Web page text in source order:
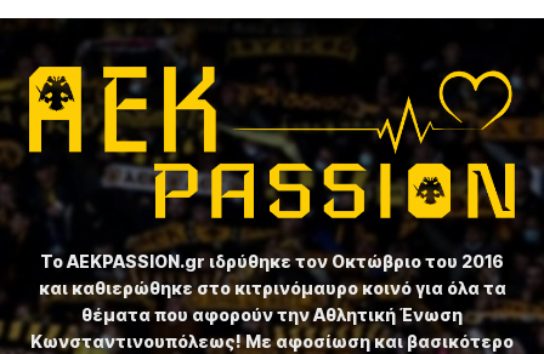
Το ⁦AEKPASSION.gr⁩ ιδρύθηκε τον Οκτώβριο του 2016
και καθιερώθηκε στο κιτρινόμαυρο κοινό για όλα τα
θέματα που αφορούν την Αθλητική Ένωση
Κωνσταντινουπόλεως! Με αφοσίωση και βασικότερο